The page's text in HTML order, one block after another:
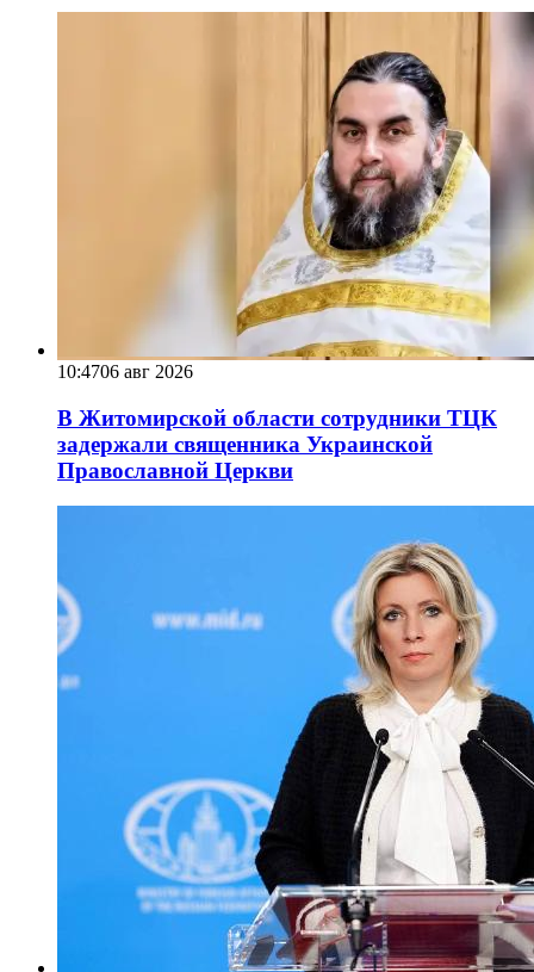
10:4706 авг 2026
В Житомирской области сотрудники ТЦК
задержали священника Украинской
Православной Церкви